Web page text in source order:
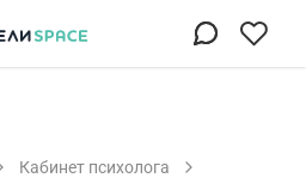
Кабинет психолога